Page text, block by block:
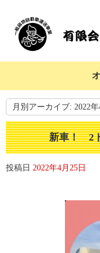
月別アーカイブ: 2022年
新車！ 2
投稿日 2022年4月25日